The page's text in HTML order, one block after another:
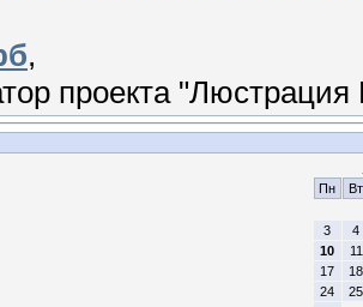
,
проекта "Люстрация
Пн
Вт
3
4
10
11
17
18
24
25